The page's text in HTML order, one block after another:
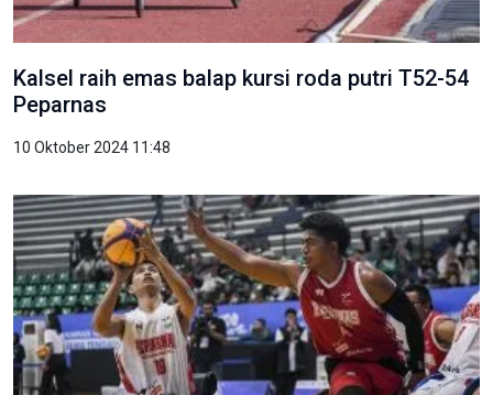
Kalsel raih emas balap kursi roda putri T52-54
Peparnas
10 Oktober 2024 11:48